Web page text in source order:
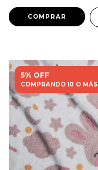
5% OFF
COMPRANDO 10 O MÁS